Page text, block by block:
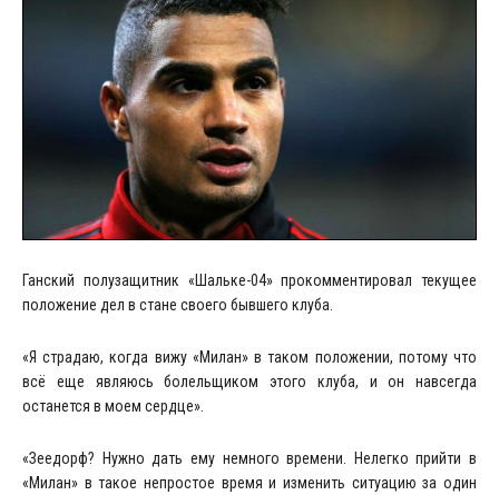
Ганский полузащитник «Шальке-04» прокомментировал текущее
положение дел в стане своего бывшего клуба.
«Я страдаю, когда вижу «Милан» в таком положении, потому что
всё еще являюсь болельщиком этого клуба, и он навсегда
останется в моем сердце».
«Зеедорф? Нужно дать ему немного времени. Нелегко прийти в
«Милан» в такое непростое время и изменить ситуацию за один